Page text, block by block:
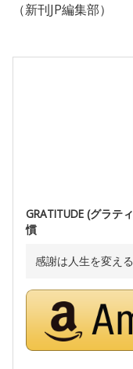
（新刊JP編集部）
GRATITUDE (グラテ
慣
感謝は人生を変え